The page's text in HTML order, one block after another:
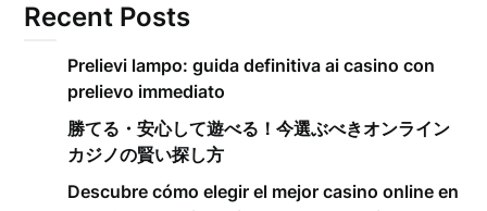
Recent Posts
Prelievi lampo: guida definitiva ai casino con
prelievo immediato
勝てる・安心して遊べる！今選ぶべきオンライン
カジノの賢い探し方
Descubre cómo elegir el mejor casino online en